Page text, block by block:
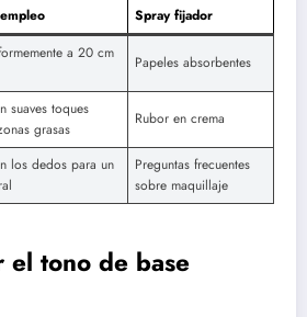
Spray fijador
a 20 cm
Papeles absorbentes
suaves toques
grasas
Rubor en crema
los dedos para un
Preguntas frecuentes
sobre maquillaje
el tono de base